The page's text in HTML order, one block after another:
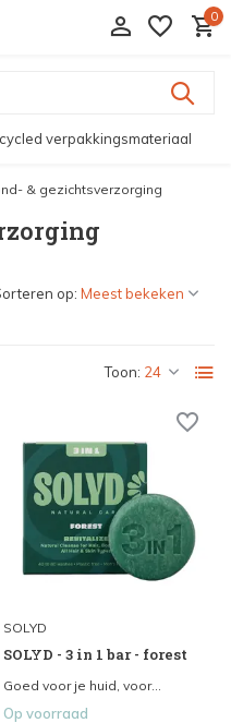
0
in onze winkel in Deventer
& gezichtsverzorging
Toon:
op:
SOLYD
SOLYD - 3 in 1 bar - forest
Goed voor je huid, voor...
Op voorraad